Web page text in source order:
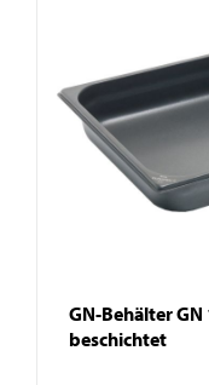
GN-Behälter
beschichtet